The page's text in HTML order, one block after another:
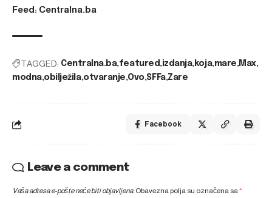
Feed: Centralna.ba
TAGGED: Centralna.ba featured izdanja koja mare Max
modna obilježila otvaranje Ovo SFFa Zare
Facebook
Leave a comment
Vaša adresa e-pošte neće biti objavljena. Obavezna polja su označena sa*